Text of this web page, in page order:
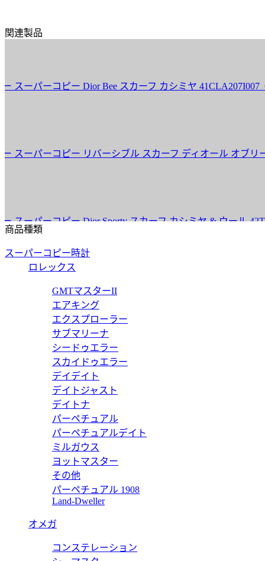
関連製品
パーコピー Dior Bee スカーフ カシミヤ 41CLA207I007_C420
パーコピー リバーシブル スカーフ ディオール オブリーク
パーコピー Dior Sporty スカーフ カシミヤ & ウール
パーコピー スカーフ トワル ドゥ ジュイ ソヴァージュ カシ
パーコピー スカーフ トワル ドゥ ジュイ ソヴァージュ カシ
パーコピー スカーフ トワル ドゥ ジュイ ソヴァージュ カシ
パーコピー 30 Montaigne スカーフ カシミヤ
パーコピー スカーフ ディオール オブリーク カシミヤ & ウ
商品種類
スーパーコピー時計
ロレックス
GMTマスターII
エアキング
エクスプローラー
サブマリーナ
シードゥエラー
スカイドゥエラー
デイデイト
デイトジャスト
デイトナ
パーペチュアル
パーペチュアルデイト
ミルガウス
ヨットマスター
その他
パーペチュアル 1908
Land-Dweller
オメガ
コンステレーション